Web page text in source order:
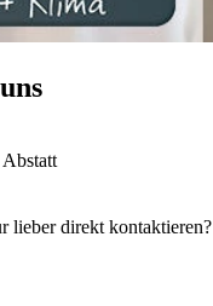
lieber direkt kontaktieren?